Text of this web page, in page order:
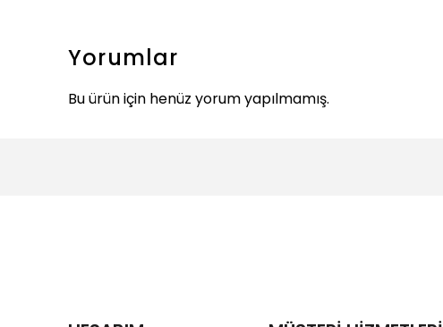
Yorumlar
Bu ürün için henüz yorum yapılmamış.